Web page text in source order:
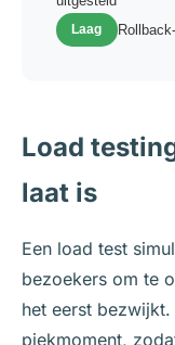
Laag
Load
laat is
Een load test
bezoekers om te
het eerst
piekmoment,